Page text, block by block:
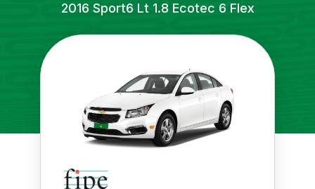
2016 Sport6 Lt 1.8 Ecotec 6 Flex